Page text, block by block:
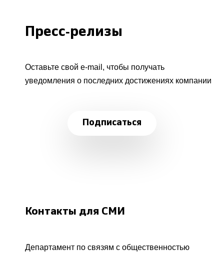
Пресс-релизы
Оставьте свой e-mail, чтобы получать
уведомления о последних достижениях компании
Подписаться
Контакты для СМИ
Департамент по связям с общественностью